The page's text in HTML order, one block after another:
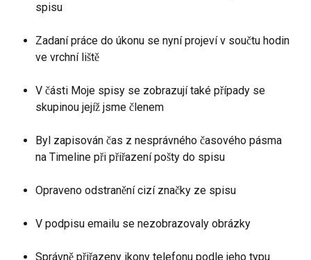
spisu
Zadaní práce do úkonu se nyní projeví v součtu hodin
ve vrchní liště
V části Moje spisy se zobrazují také případy se
skupinou jejíž jsme členem
Byl zapisován čas z nesprávného časového pásma
na Timeline při přiřazení pošty do spisu
Opraveno odstranění cizí značky ze spisu
V podpisu emailu se nezobrazovaly obrázky
Správně přiřazeny ikony telefonu podle jeho typu